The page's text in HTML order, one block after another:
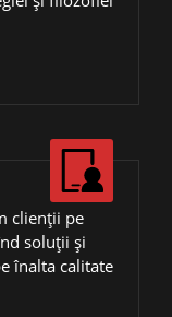
clienții pe
soluții și
înalta calitate